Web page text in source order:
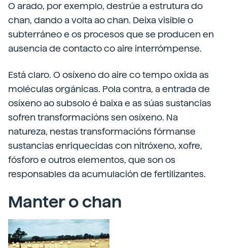
O arado, por exemplo, destrúe a estrutura do
chan, dando a volta ao chan. Deixa visible o
subterráneo e os procesos que se producen en
ausencia de contacto co aire interrómpense.
Está claro. O osíxeno do aire co tempo oxida as
moléculas orgánicas. Pola contra, a entrada de
osíxeno ao subsolo é baixa e as súas sustancias
sofren transformacións sen osíxeno. Na
natureza, nestas transformacións fórmanse
sustancias enriquecidas con nitróxeno, xofre,
fósforo e outros elementos, que son os
responsables da acumulación de fertilizantes.
Manter o chan